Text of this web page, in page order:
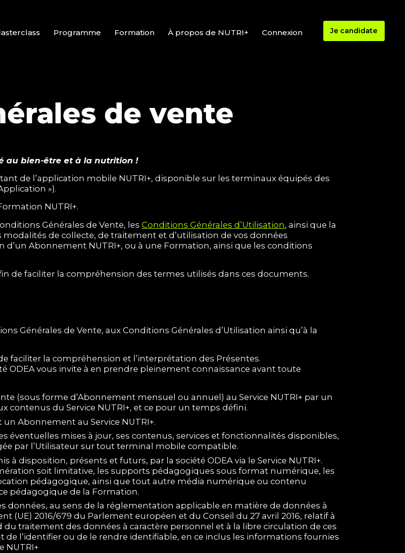
Programme Formation À propos de NUTRI+ Connexion Je candidate
de vente
au bien-être et à la nutrition !
de l’application mobile NUTRI+, disponible sur les terminaux équipés des
»).
NUTRI+.
Générales de Vente, lesConditions Générales d’Utilisation, ainsi que la
modalités de collecte, de traitement et d’utilisation de vos données
d’un Abonnement NUTRI+, ou à une Formation, ainsi que les conditions
de faciliter la compréhension des termes utilisés dans ces documents.
Générales de Vente, aux Conditions Générales d’Utilisation ainsi qu’à la
faciliter la compréhension et l’interprétation des Présentes.
ODEA vous invite à en prendre pleinement connaissance avant toute
(sous forme d’Abonnement mensuel ou annuel) au Service NUTRI+ par un
contenus du Service NUTRI+, et ce pour un temps défini.
Abonnement au Service NUTRI+.
éventuelles mises à jour, ses contenus, services et fonctionnalités disponibles,
par l’Utilisateur sur tout terminal mobile compatible.
à disposition, présents et futurs, par la société ODEA via le Service NUTRI+.
soit limitative, les supports pédagogiques sous format numérique, les
pédagogique, ainsi que tout autre média numérique ou contenu
pédagogique de la Formation.
données, au sens de la réglementation applicable en matière de données à
(UE) 2016/679 du Parlement européen et du Conseil du 27 avril 2016, relatif à
du traitement des données à caractère personnel et à la libre circulation de ces
l’identifier ou de le rendre identifiable, en ce inclus les informations fournies
NUTRI+